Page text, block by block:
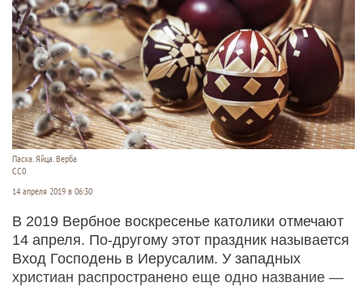
Пасха. Яйца. Верба
СС0
14 апреля 2019 в 06:30
В 2019 Вербное воскресенье католики отмечают
14 апреля. По-другому этот праздник называется
Вход Господень в Иерусалим. У западных
христиан распространено еще одно название —